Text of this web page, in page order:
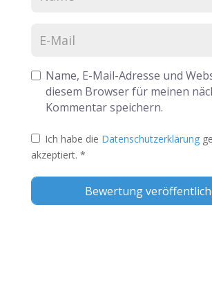
Name, E-Mail-Adresse und
diesem Browser für meinen
Kommentar speichern.
Ich habe die Datenschutzerklärung
akzeptiert. *